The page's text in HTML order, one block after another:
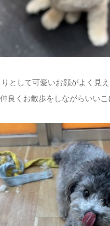
として可愛いお顔がよく見
良くお散歩をしながらいい